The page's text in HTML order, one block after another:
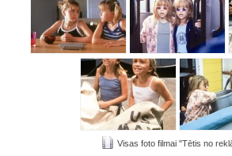
Visas foto filmai "Tētis no